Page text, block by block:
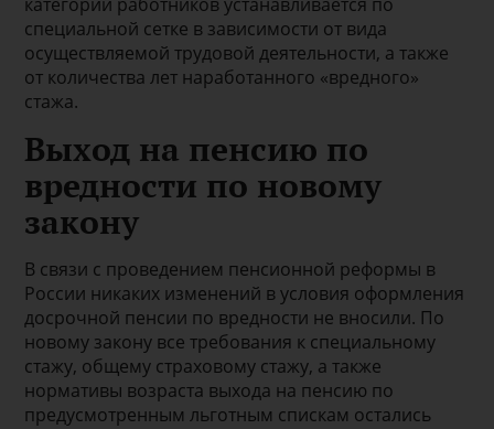
специальной сетке в зависимости от вида
осуществляемой трудовой деятельности, а также
от количества лет наработанного «вредного»
стажа.
Выход на пенсию по
вредности по новому
закону
В связи с проведением пенсионной реформы в
России никаких изменений в условия оформления
досрочной пенсии по вредности не вносили. По
новому закону все требования к специальному
стажу, общему страховому стажу, а также
нормативы возраста выхода на пенсию по
предусмотренным льготным спискам остались